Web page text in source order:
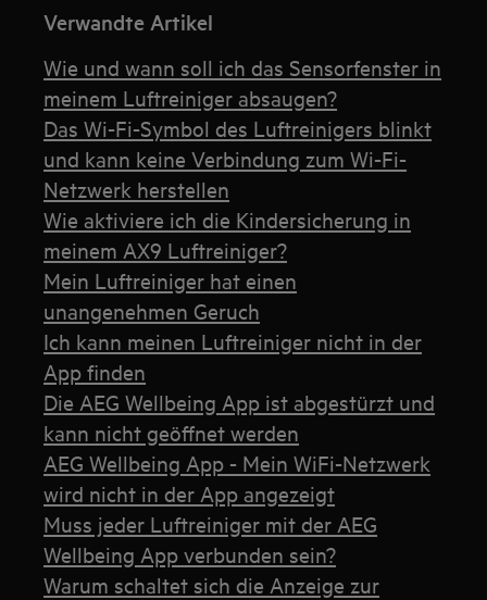
Verwandte Artikel
Wie und wann soll ich das Sensorfenster in
meinem Luftreiniger absaugen?
Das Wi-Fi-Symbol des Luftreinigers blinkt
und kann keine Verbindung zum Wi-Fi-
Netzwerk herstellen
Wie aktiviere ich die Kindersicherung in
meinem AX9 Luftreiniger?
Mein Luftreiniger hat einen
unangenehmen Geruch
Ich kann meinen Luftreiniger nicht in der
App finden
Die AEG Wellbeing App ist abgestürzt und
kann nicht geöffnet werden
AEG Wellbeing App - Mein WiFi-Netzwerk
wird nicht in der App angezeigt
Muss jeder Luftreiniger mit der AEG
Wellbeing App verbunden sein?
Warum schaltet sich die Anzeige zur